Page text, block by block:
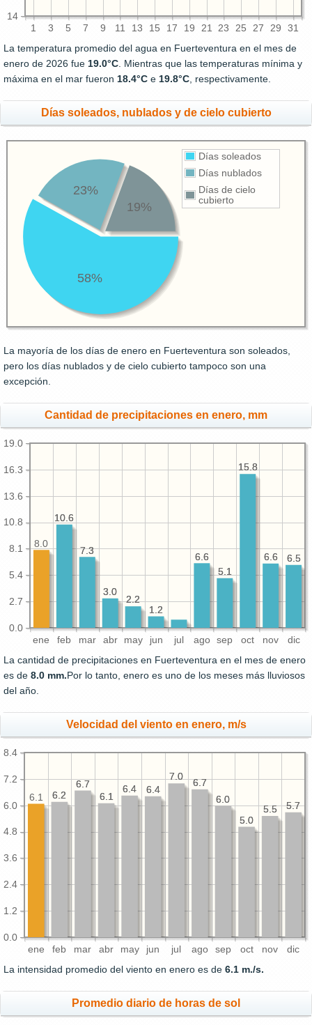
1 3 5 7 9 11 13 15 17 19 21 23 25 27 29 31
14
La temperatura promedio del agua en Fuerteventura en el mes de
enero de 2026 fue 19.0°C. Mientras que las temperaturas mínima y
máxima en el mar fueron 18.4°C e 19.8°C, respectivamente.
Días soleados, nublados y de cielo cubierto
Días soleados
Días nublados
Días de cielo
cubierto
58%
23%
19%
La mayoría de los días de enero en Fuerteventura son soleados,
pero los días nublados y de cielo cubierto tampoco son una
excepción.
Cantidad de precipitaciones en enero, mm
ene feb mar abr may jun jul ago sep oct nov dic
0.0
2.7
5.4
8.1
10.8
13.6
16.3
19.0
6.5
6.6
15.8
5.1
6.6
1.2
2.2
3.0
7.3
10.6
6.5
6.6
15.8
5.1
6.6
1.2
2.2
3.0
7.3
10.6
8.0
La cantidad de precipitaciones en Fuerteventura en el mes de enero
es de 8.0 mm.Por lo tanto, enero es uno de los meses más lluviosos
del año.
Velocidad del viento en enero, m/s
ene feb mar abr may jun jul ago sep oct nov dic
0.0
1.2
2.4
3.6
4.8
6.0
7.2
8.4
5.7
5.5
5.0
6.0
6.7
7.0
6.4
6.4
6.1
6.7
6.2
5.7
5.5
5.0
6.0
6.7
7.0
6.4
6.4
6.1
6.7
6.2
6.1
La intensidad promedio del viento en enero es de 6.1 m./s.
Promedio diario de horas de sol